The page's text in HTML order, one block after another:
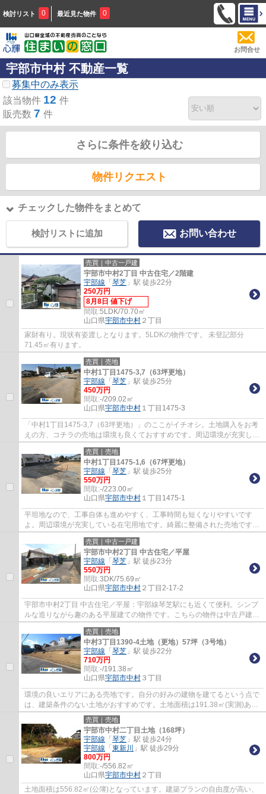
検討リスト 0 最近見た物件 0
お問合せ
宇部市中村 不動産一覧
募集中のみ表示
該当物件 12 件
販売数 7 件
さらに条件を絞り込む
物件リクエスト
チェックした物件をまとめて
検討リストに追加 お問い合わせ
売買｜中古一戸建
宇部市中村2丁目 中古住宅／2階建
宇部線 「 琴芝 」駅 徒歩22分
250万円
8月8日 値下げ
間取:5LDK/70.70㎡
山口県宇部市中村 ２丁目
家財有り。現状有姿渡しとなります。5LDKの物件です。 未登記部分
71.45㎡有ります。
売買｜売地
中村1丁目1475-3,7（63坪更地）
宇部線 「 琴芝 」駅 徒歩25分
450万円
間取:-/209.02㎡
山口県宇部市中村 １丁目1475-3
「中村1丁目1475-3,7（63坪更地）」のここがイチオシ。土地購入をお考
えの方、コチラの売地は環境も良くておすすめです。周辺環境が充実して
いる在宅用地です。建築条件がないので、自...
売買｜売地
中村1丁目1475-1,6（67坪更地）
宇部線 「 琴芝 」駅 徒歩25分
550万円
間取:-/223.00㎡
山口県宇部市中村 １丁目1475-1
平坦地なので、工事自体も進めやすく、工事時間も短くなりやすいです
よ。周辺環境が充実している在宅用地です。綺麗に整備された売地ですの
で、面倒な手入れなど必要ありません。土地...
売買｜中古一戸建
宇部市中村2丁目 中古住宅／平屋
宇部線 「 琴芝 」駅 徒歩23分
550万円
間取:3DK/75.69㎡
山口県宇部市中村 ２丁目2-17-2
宇部市中村2丁目 中古住宅／平屋：宇部線琴芝駅にも近くて便利。シンプ
ルな造りながら趣のある平屋建ての物件です。こちらの物件は中古戸建物
件です。
売買｜売地
中村3丁目1390-4土地（更地）57坪（3号地）
宇部線 「 琴芝 」駅 徒歩22分
710万円
間取:-/191.38㎡
山口県宇部市中村 ３丁目
環境の良いエリアにある売地です。自分の好みの建物を建てるという点で
は、建築条件のない土地がおすすめです。土地面積は191.38㎡(実測)あり
ます。新天地宇部市での土地購入をお考え...
売買｜売地
宇部市中村二丁目土地（168坪）
宇部線 「 琴芝 」駅 徒歩24分
宇部線 「 東新川
」駅 徒歩29分
800万円
間取:-/556.82㎡
山口県宇部市中村 ２丁目
土地面積は556.82㎡(公簿)となっています。建築プランの自由度が高い、